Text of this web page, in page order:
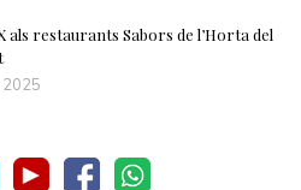
als restaurants Sabors de l’Horta del
2025